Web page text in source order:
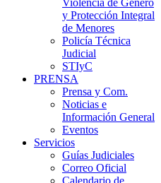
Violencia de Género
y Protección Integral
de Menores
Policía Técnica
Judicial
STIyC
PRENSA
Prensa y Com.
Noticias e
Información General
Eventos
Servicios
Guías Judiciales
Correo Oficial
Calendario de